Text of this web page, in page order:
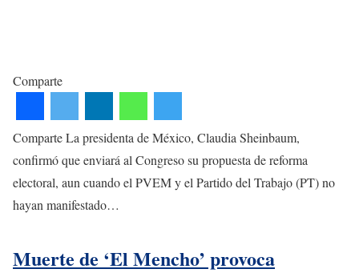
Comparte
Comparte La presidenta de México, Claudia Sheinbaum,
confirmó que enviará al Congreso su propuesta de reforma
electoral, aun cuando el PVEM y el Partido del Trabajo (PT) no
hayan manifestado…
Muerte de ‘El Mencho’ provoca